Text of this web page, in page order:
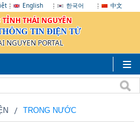
English 한국어 中文
TỈNH THÁI NGUYÊN
TIN ĐIỆN TỬ
NGUYEN PORTAL
TRONG NƯỚC